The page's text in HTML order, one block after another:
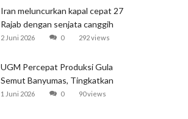
Iran meluncurkan kapal cepat 27
Rajab dengan senjata canggih
dan kecepatan tinggi
2 Juni 2026 0 292 views
UGM Percepat Produksi Gula
Semut Banyumas, Tingkatkan
Ekspor
1 Juni 2026 0 90 views